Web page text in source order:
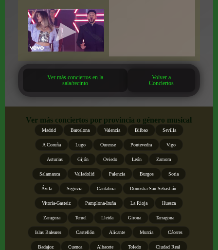
Ver más conciertos en la
sala/recinto
Volver a
Conciertos
Ver más conciertos por provincia o género musical
Madrid Barcelona Valencia Bilbao Sevilla
A Coruña Lugo Ourense Pontevedra Vigo
Asturias Gijón Oviedo León Zamora
Salamanca Valladolid Palencia Burgos Soria
Ávila Segovia Cantabria Donostia-San Sebastián
Vitoria-Gasteiz Pamplona-Iruña La Rioja Huesca
Zaragoza Teruel Lleida Girona Tarragona
Islas Baleares Castellón Alicante Murcia Cáceres
Badajoz Cuenca Albacete Toledo Ciudad Real